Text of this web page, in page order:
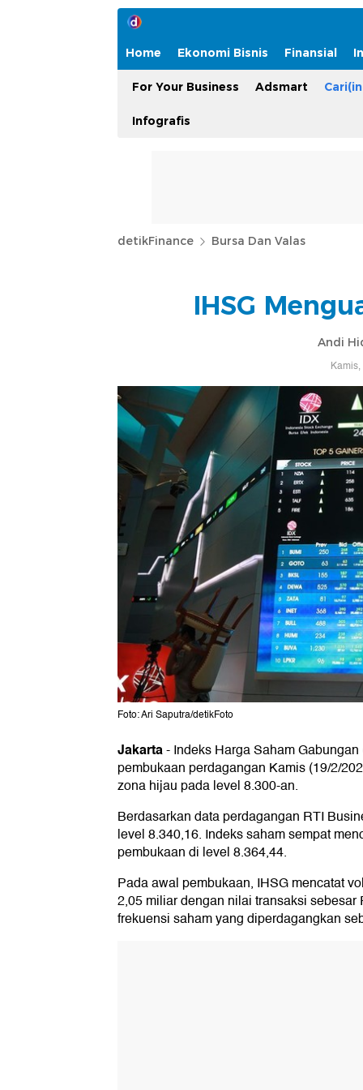
Home Ekonomi Bisnis Finansial
For Your Business Adsmart
Infografis
detikFinance Bursa Dan Valas
IHSG
Andi
Foto: Ari Saputra/detikFoto
Jakarta-Indeks Harga Saham
pembukaan perdagangan Kamis (19/2/
zona hijau pada level 8.300-an.
Berdasarkan data perdagangan RTI
level 8.340,16. Indeks saham sempat
pembukaan di level 8.364,44.
Pada awal pembukaan, IHSG mencatat
2,05 miliar dengan nilai transaksi sebesar
frekuensi saham yang diperdagangkan